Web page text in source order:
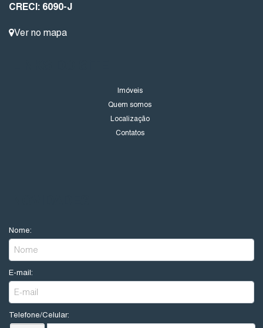
CRECI: 6090-J
Ver no mapa
Imóveis
Quem somos
Localização
Contatos
Nome:
E-mail:
Telefone/Celular: